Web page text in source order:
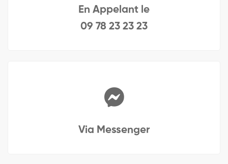
En Appelant le
09 78 23 23 23
Via Messenger